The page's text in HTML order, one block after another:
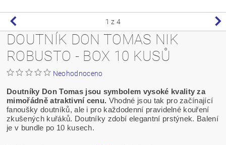
1 z 4
DOUTNÍK DON TOMAS NIK
ROBUSTO - BOX 10 KUSŮ
Neohodnoceno
Doutníky Don Tomas jsou symbolem vysoké kvality za
mimořádně atraktivní cenu. Vhodné jsou tak pro začínající
fanoušky doutníků, ale i pro každodenní pravidelné kouření
zkušených kuřáků. Doutníky zdobí elegantní prstýnek. Balení
je v bundle po 10 kusech.